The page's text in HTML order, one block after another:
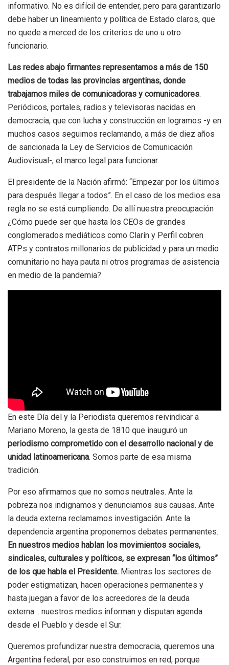
informativo. No es difícil de entender, pero para garantizarlo
debe haber un lineamiento y política de Estado claros, que
no quede a merced de los criterios de uno u otro
funcionario.
Las redes abajo firmantes representamos a más de 150
medios de todas las provincias argentinas, donde
trabajamos miles de comunicadoras y comunicadores.
Periódicos, portales, radios y televisoras nacidas en
democracia, que con lucha y construcción en logramos -y en
muchos casos seguimos reclamando, a más de diez años
de sancionada la Ley de Servicios de Comunicación
Audiovisual-, el marco legal para funcionar.
El presidente de la Nación afirmó: “Empezar por los últimos
para después llegar a todos”. En el caso de los medios esa
regla no se está cumpliendo. De allí nuestra preocupación
¿Cómo puede ser que hasta los CEOs de grandes
conglomerados mediáticos como Clarín y Perfil cobren
ATPs y contratos millonarios de publicidad y para un medio
comunitario no haya pauta ni otros programas de asistencia
en medio de la pandemia?
En este Día del y la Periodista queremos reivindicar a
Mariano Moreno, la gesta de 1810 que inauguró un
periodismo comprometido con el desarrollo nacional y de
unidad latinoamericana. Somos parte de esa misma
tradición.
Por eso afirmamos que no somos neutrales. Ante la
pobreza nos indignamos y denunciamos sus causas. Ante
la deuda externa reclamamos investigación. Ante la
dependencia argentina proponemos debates permanentes.
En nuestros medios hablan los movimientos sociales,
sindicales, culturales y políticos, se expresan “los últimos”
de los que habla el Presidente. Mientras los sectores de
poder estigmatizan, hacen operaciones permanentes y
hasta juegan a favor de los acreedores de la deuda
externa… nuestros medios informan y disputan agenda
desde el Pueblo y desde el Sur.
Queremos profundizar nuestra democracia, queremos una
Argentina federal, por eso construimos en red, porque